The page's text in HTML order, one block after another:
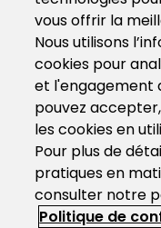
vous offrir la
Nous utilisons
cookies pour
et l'engagement
pouvez
les cookies en
Pour plus de
pratiques en
consulter notre
Politique de